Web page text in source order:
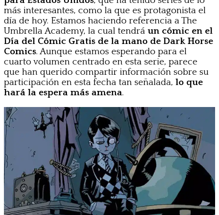
más interesantes, como la que es protagonista el
día de hoy. Estamos haciendo referencia a The
Umbrella Academy, la cual tendrá un cómic en el
Día del Cómic Gratis de la mano de Dark Horse
Comics. Aunque estamos esperando para el
cuarto volumen centrado en esta serie, parece
que han querido compartir información sobre su
participación en esta fecha tan señalada, lo que
hará la espera más amena.